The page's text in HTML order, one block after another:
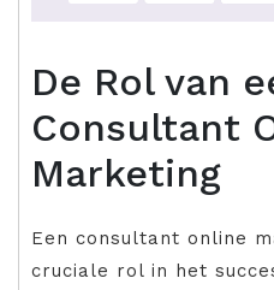
De Rol van
Consultant
Marketing
Een consultant online
cruciale rol in het